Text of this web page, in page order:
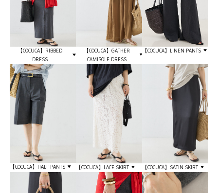
【COCUCA】RIBBED
DRESS
【COCUCA】GATHER
CAMISOLE DRESS
【COCUCA】LINEN PANTS
【COCUCA】HALF PANTS 【COCUCA】LACE SKIRT 【COCUCA】SATIN SKIRT